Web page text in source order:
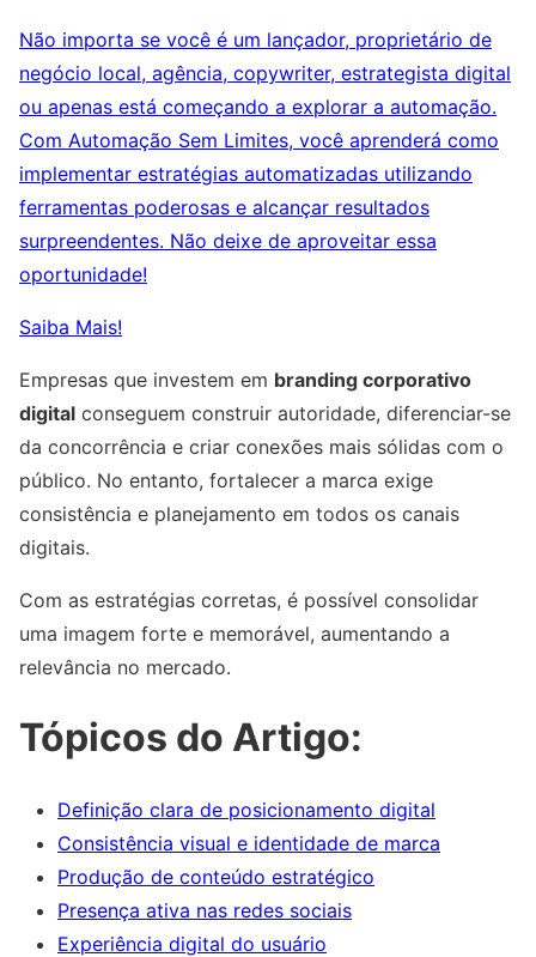
Não importa se você é um lançador, proprietário de
negócio local, agência, copywriter, estrategista digital
ou apenas está começando a explorar a automação.
Com Automação Sem Limites, você aprenderá como
implementar estratégias automatizadas utilizando
ferramentas poderosas e alcançar resultados
surpreendentes. Não deixe de aproveitar essa
oportunidade!
Saiba Mais!
Empresas que investem em branding corporativo
digital conseguem construir autoridade, diferenciar-se
da concorrência e criar conexões mais sólidas com o
público. No entanto, fortalecer a marca exige
consistência e planejamento em todos os canais
digitais.
Com as estratégias corretas, é possível consolidar
uma imagem forte e memorável, aumentando a
relevância no mercado.
Tópicos do Artigo:
Definição clara de posicionamento digital
Consistência visual e identidade de marca
Produção de conteúdo estratégico
Presença ativa nas redes sociais
Experiência digital do usuário